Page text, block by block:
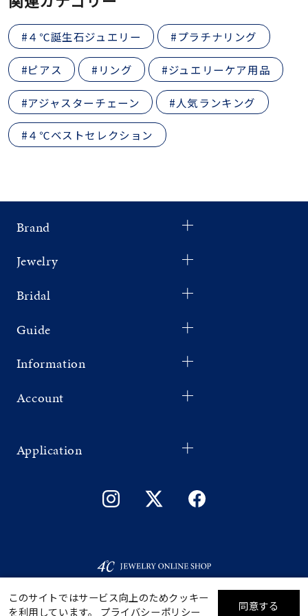
#４℃誕生石ジュエリー #プラチナリング
#ピアス #リング #ジュエリーケア用品
#アジャスターチェーン #人気ランキング
#４℃ベストセレクション
Brand
Jewelry
Bridal
Guide
Information
Account
Application
このサイトではサービス向上のためクッキー
を利用しています。 プライバシーポリシー 同意する